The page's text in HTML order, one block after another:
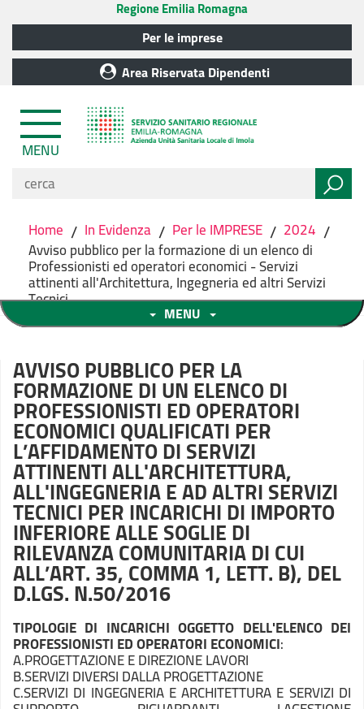
Regione Emilia Romagna
Per le imprese
Area Riservata Dipendenti
MENU
Home / In Evidenza / Per le IMPRESE / 2024 /
Avviso pubblico per la formazione di un elenco di
Professionisti ed operatori economici - Servizi
attinenti all'Architettura, Ingegneria ed altri Servizi
Tecnici
MENU
AVVISO PUBBLICO PER LA
FORMAZIONE DI UN ELENCO DI
PROFESSIONISTI ED OPERATORI
ECONOMICI QUALIFICATI PER
L’AFFIDAMENTO DI SERVIZI
ATTINENTI ALL'ARCHITETTURA,
ALL'INGEGNERIA E AD ALTRI SERVIZI
TECNICI PER INCARICHI DI IMPORTO
INFERIORE ALLE SOGLIE DI
RILEVANZA COMUNITARIA DI CUI
ALL’ART. 35, COMMA 1, LETT. B), DEL
D.LGS. N.50/2016
TIPOLOGIE DI INCARICHI OGGETTO DELL'ELENCO DEI
PROFESSIONISTI ED OPERATORI ECONOMICI:
A.PROGETTAZIONE E DIREZIONE LAVORI
B.SERVIZI DIVERSI DALLA PROGETTAZIONE
C.SERVIZI DI INGEGNERIA E ARCHITETTURA E SERVIZI DI